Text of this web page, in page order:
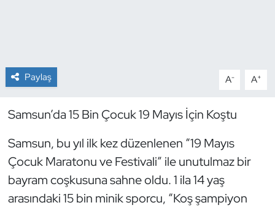
Paylaş A- A+
Samsun’da 15 Bin Çocuk 19 Mayıs İçin Koştu
Samsun, bu yıl ilk kez düzenlenen “19 Mayıs
Çocuk Maratonu ve Festivali” ile unutulmaz bir
bayram coşkusuna sahne oldu. 1 ila 14 yaş
arasındaki 15 bin minik sporcu, “Koş şampiyon
E-Spor
Eskrim
Futbol
Futsal